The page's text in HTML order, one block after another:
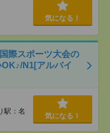
気になる！
際スポーツ大会の
N1[アルバイ
駅：名
気になる！